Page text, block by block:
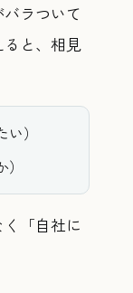
ラついて
と、相見
）
「自社に